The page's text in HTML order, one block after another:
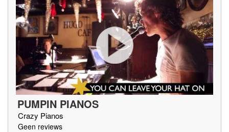
PUMPIN PIANOS
Crazy Pianos
Geen reviews